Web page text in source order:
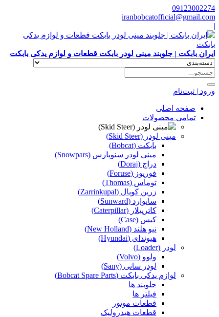
09123002274
iranbobcatofficial@gmail.com
|
ایران بابکت | جلوبند مینی لودر بابکت قطعات و لوازم یدکی بابکت
ورود | ثبت‌نام
صفحه اصلی
تمامی محصولات
مینی لودر (Skid Steer)
بابکت (Bobcat)
مینی لودر سنوپارس (Snowpars)
دراج (Doraj)
فوریوز (Foruse)
توماس (Thomas)
زرین کوپال (Zarrinkupal)
سانوارد (Sunward)
کاترپیلار (Caterpillar)
کیس (Case)
نیو هلند (New Holland)
هیوندای (Hyundai)
لودر (Loader)
ولوو (Volvo)
لودر سانی (Sany)
لوازم یدکی بابکت (Bobcat Spare Parts)
جلوبند ها
فیلتر ها
قطعات موتور
قطعات هیدرولیک